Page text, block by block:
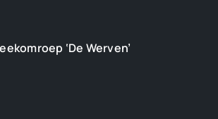
‘De Werven’